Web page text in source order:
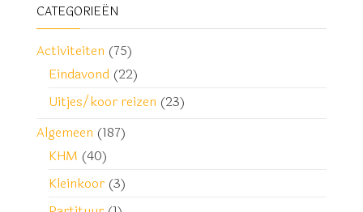
CATEGORIEËN
Activiteiten (75)
Eindavond (22)
Uitjes/koor reizen (23)
Algemeen (187)
KHM (40)
Kleinkoor (3)